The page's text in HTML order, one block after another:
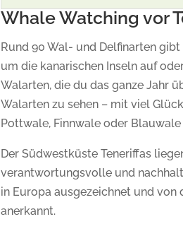
Whale Watching vor
Rund 90 Wal- und Delfinarten
um die kanarischen Inseln auf
Walarten, die du das ganze Jahr
Walarten zu sehen – mit viel
Pottwale, Finnwale oder
Der Südwestküste Teneriffas
verantwortungsvolle und
in Europa ausgezeichnet und
anerkannt.